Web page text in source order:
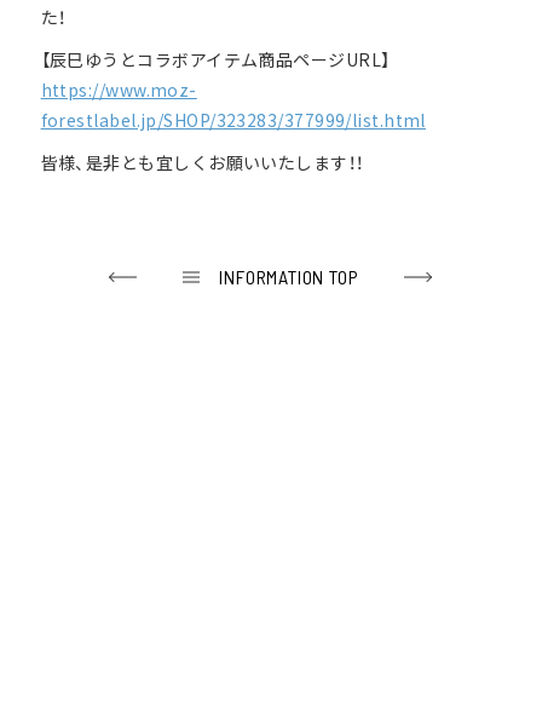
た！
【辰巳ゆうとコラボアイテム商品ページURL】
https://www.moz-
forestlabel.jp/SHOP/323283/377999/list.html
皆様、是非とも宜しくお願いいたします！！
INFORMATION TOP